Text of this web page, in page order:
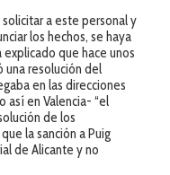
a este personal y
los hechos, se haya
explicado que hace unos
una resolución del
en las direcciones
así en Valencia- “el
de los
la sanción a Puig
de Alicante y no